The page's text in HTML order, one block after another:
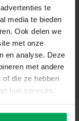
te
media te bieden
Ook delen we
met onze
en analyse. Deze
met andere
die ze hebben
hun services.